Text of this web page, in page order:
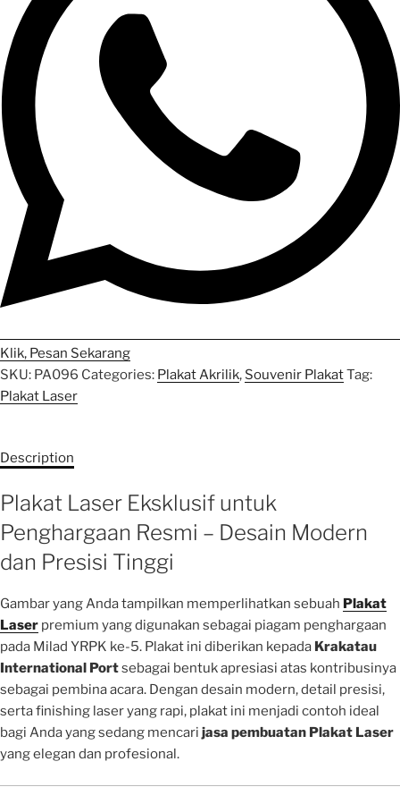
Klik, Pesan Sekarang
SKU: PA096 Categories: Plakat Akrilik, Souvenir PlakatTag:
Plakat Laser
Description
Plakat Laser Eksklusif untuk
Penghargaan Resmi – Desain Modern
dan Presisi Tinggi
Gambar yang Anda tampilkan memperlihatkan sebuah Plakat
Laser premium yang digunakan sebagai piagam penghargaan
pada Milad YRPK ke-5. Plakat ini diberikan kepada Krakatau
International Portsebagai bentuk apresiasi atas kontribusinya
sebagai pembina acara. Dengan desain modern, detail presisi,
serta finishing laser yang rapi, plakat ini menjadi contoh ideal
bagi Anda yang sedang mencari jasa pembuatan Plakat Laser
yang elegan dan profesional.